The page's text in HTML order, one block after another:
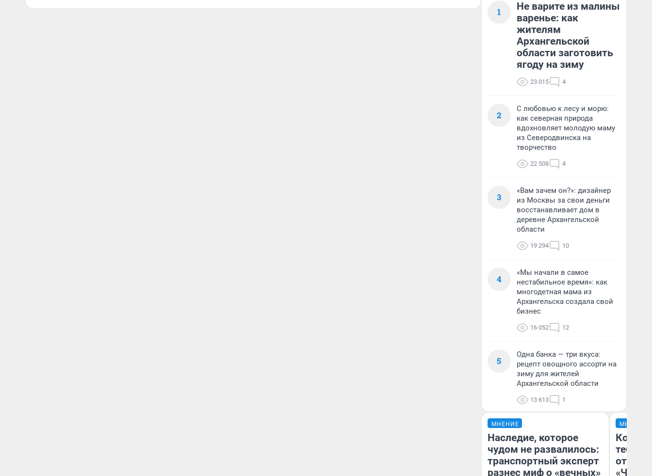
1
Не варите из малины
варенье: как
жителям
Архангельской
области заготовить
ягоду на зиму
23 015 4
2
С любовью к лесу и морю:
как северная природа
вдохновляет молодую маму
из Северодвинска на
творчество
22 508 4
3
«Вам зачем он?»: дизайнер
из Москвы за свои деньги
восстанавливает дом в
деревне Архангельской
области
19 294 10
4
«Мы начали в самое
нестабильное время»: как
многодетная мама из
Архангельска создала свой
бизнес
16 052 12
5
Одна банка — три вкуса:
рецепт овощного ассорти на
зиму для жителей
Архангельской области
13 613 1
МНЕНИЕ
Наследие, которое
чудом не развалилось:
транспортный эксперт
разнес миф о «вечных»
МНЕНИЕ
тебя